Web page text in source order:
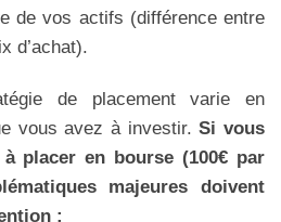
de vos actifs (différence entre
d’achat).
de placement varie en
vous avez à investir.Si vous
placer en bourse (100€ par
majeures doivent
: